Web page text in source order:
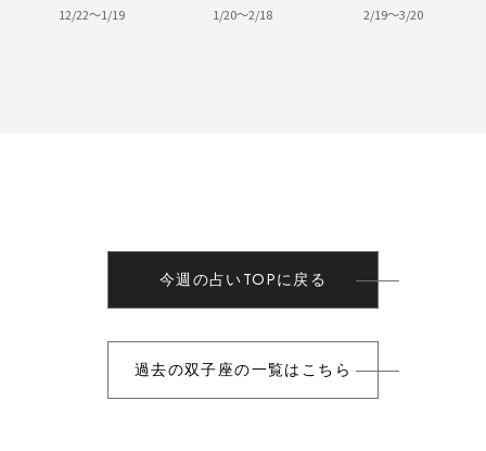
12/22～1/19
1/20～2/18
2/19～3/20
今週の占いTOPに戻る
過去の双子座の一覧はこちら